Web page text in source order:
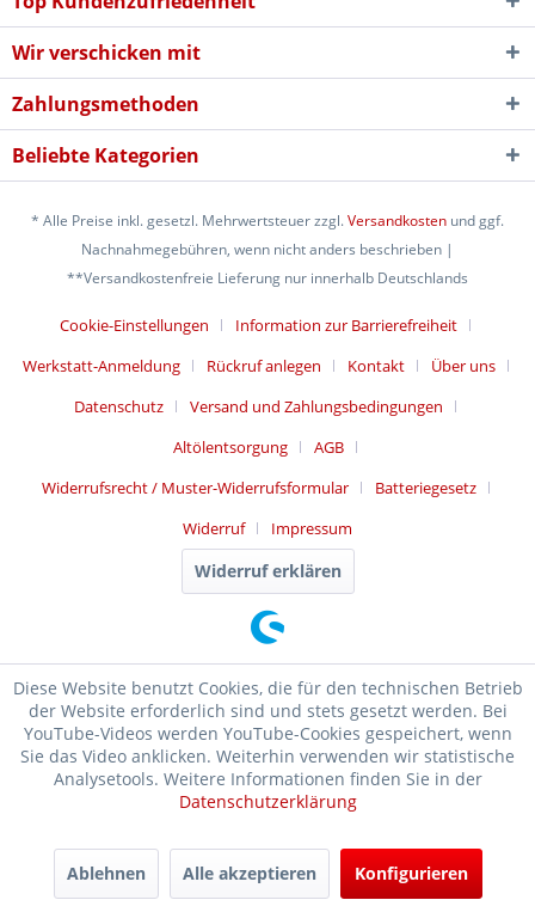
Wir verschicken mit
Zahlungsmethoden
Beliebte Kategorien
* Alle Preise inkl. gesetzl. Mehrwertsteuer zzgl.Versandkosten und ggf.
Nachnahmegebühren, wenn nicht anders beschrieben |
**Versandkostenfreie Lieferung nur innerhalb Deutschlands
Cookie-Einstellungen
Information zur Barrierefreiheit
Werkstatt-Anmeldung
Rückruf anlegen Kontakt
Über uns
Datenschutz
Versand und Zahlungsbedingungen
Altölentsorgung
AGB
Widerrufsrecht / Muster-Widerrufsformular
Batteriegesetz
Widerruf
Impressum
Widerruf erklären
Diese Website benutzt Cookies, die für den technischen Betrieb
der Website erforderlich sind und stets gesetzt werden. Bei
YouTube-Videos werden YouTube-Cookies gespeichert, wenn
Sie das Video anklicken. Weiterhin verwenden wir statistische
Analysetools. Weitere Informationen finden Sie in der
Datenschutzerklärung
Ablehnen Alle akzeptieren Konfigurieren
SEHR GUT (4.99 / 5)
aus17476
Bewertungen bei: ebay.de, shopvote.de ⓘ
Informationen zur Echtheit der Bewertungen